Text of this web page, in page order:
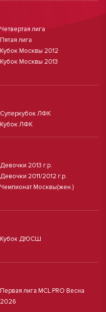
Четвертая лига
Пятая лига
Кубок Москвы 2012
Кубок Москвы 2013
Суперкубок ЛФК
Кубок ЛФК
Девочки 2013 г.р.
Девочки 2011/2012 г.р.
Чемпионат Москвы(жен.)
Кубок ДЮСШ
Первая лига MCL PRO Весна
2026